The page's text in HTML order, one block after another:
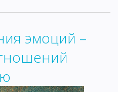
эмоций –